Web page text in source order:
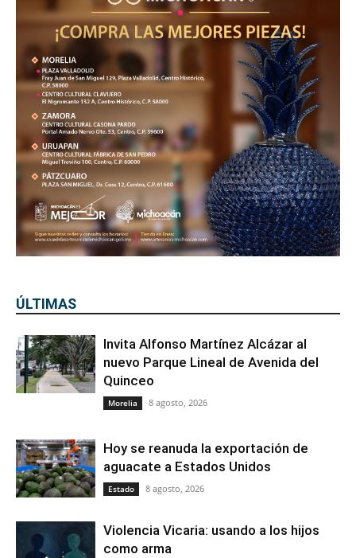
ÚLTIMAS
Invita Alfonso Martínez Alcázar al
nuevo Parque Lineal de Avenida del
Quinceo
Morelia 8 agosto, 2026
Hoy se reanuda la exportación de
aguacate a Estados Unidos
Estado 8 agosto, 2026
Violencia Vicaria: usando a los hijos
como arma